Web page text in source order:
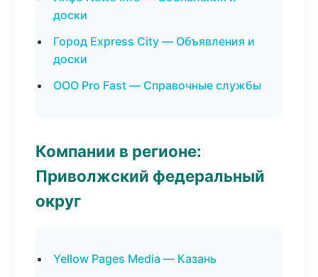
доски
Город Express City — Объявления и
доски
ООО Pro Fast — Справочные службы
Компании в регионе:
Приволжский федеральный
округ
Yellow Pages Media — Казань